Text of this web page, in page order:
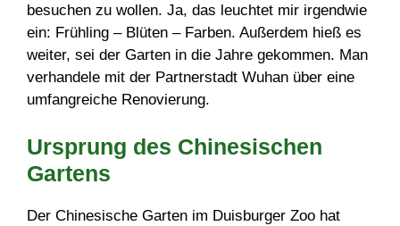
besuchen zu wollen. Ja, das leuchtet mir irgendwie
ein: Frühling – Blüten – Farben. Außerdem hieß es
weiter, sei der Garten in die Jahre gekommen. Man
verhandele mit der Partnerstadt Wuhan über eine
umfangreiche Renovierung.
Ursprung des Chinesischen
Gartens
Der Chinesische Garten im Duisburger Zoo hat